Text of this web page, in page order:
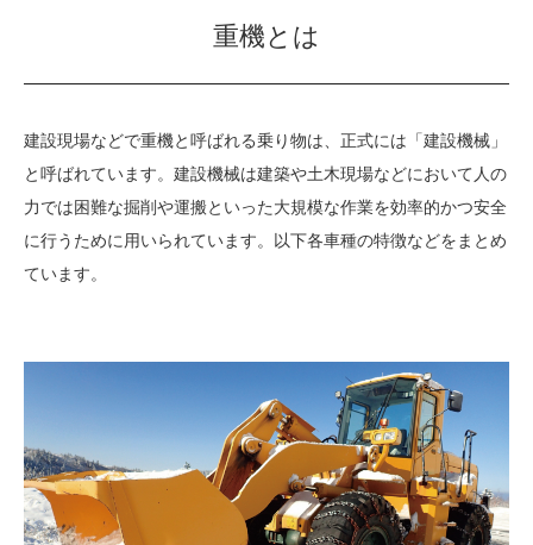
重機とは
建設現場などで重機と呼ばれる乗り物は、正式には「建設機械」
と呼ばれています。建設機械は建築や土木現場などにおいて人の
力では困難な掘削や運搬といった大規模な作業を効率的かつ安全
に行うために用いられています。以下各車種の特徴などをまとめ
ています。